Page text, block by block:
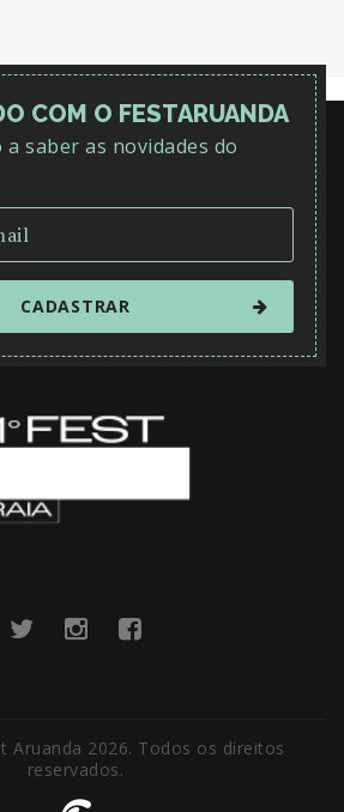
COM O FESTARUANDA
saber as novidades do
Aruanda 2026. Todos os direitos
reservados.